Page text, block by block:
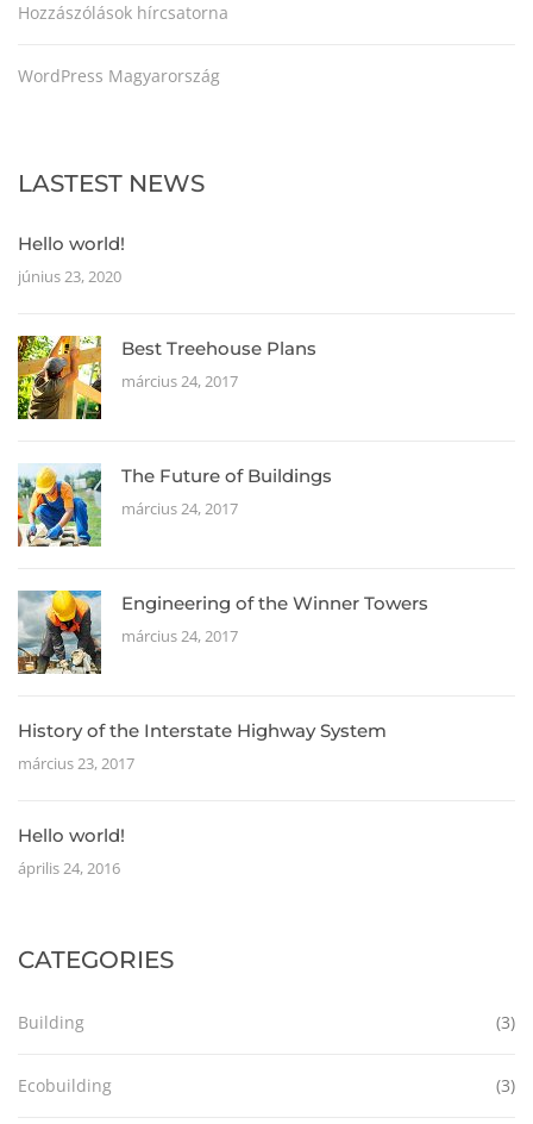
Hozzászólások hírcsatorna
WordPress Magyarország
LASTEST NEWS
Hello world!
június 23, 2020
Best Treehouse Plans
március 24, 2017
The Future of Buildings
március 24, 2017
Engineering of the Winner Towers
március 24, 2017
History of the Interstate Highway System
március 23, 2017
Hello world!
április 24, 2016
CATEGORIES
Building (3)
Ecobuilding (3)